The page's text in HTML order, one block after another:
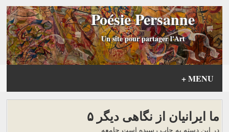
Poésie Persanne
Un site pour partager l'Art
MENU
+
ما ایرانیان از نگاهی دیگر ۵
در این دسته به چاپ رسیده است جامعه